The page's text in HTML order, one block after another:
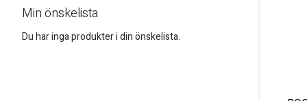
Min önskelista
Du har inga produkter i din önskelista.